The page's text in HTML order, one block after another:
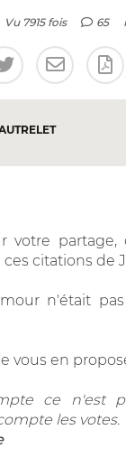
Vu 7915 fois 65
votre partage,
citations de
n'était
vous en
ce n'est
les votes.